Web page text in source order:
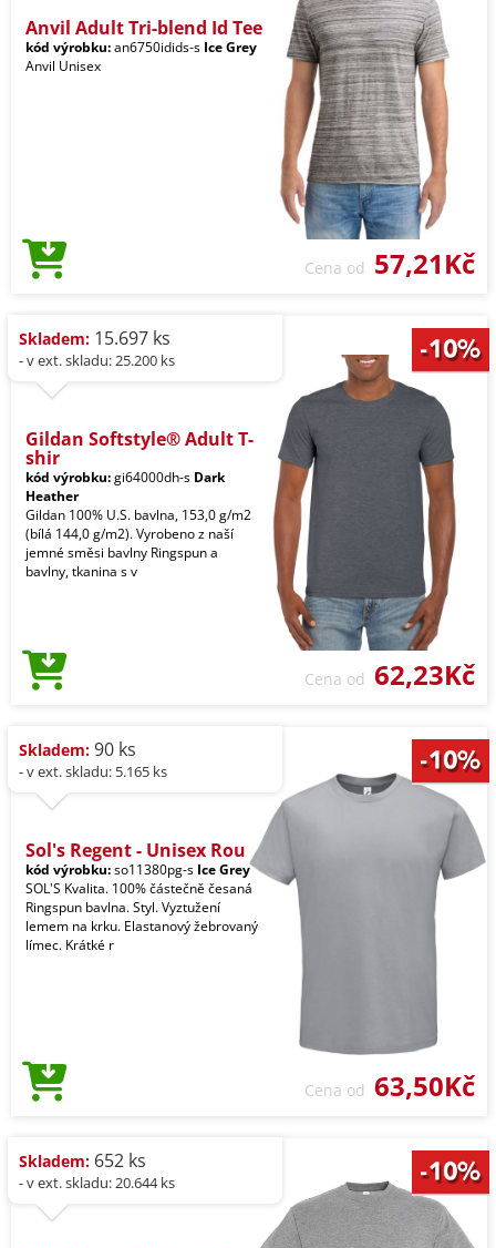
Anvil Adult Tri-blend Id Tee
kód výrobku:an6750idids-s Ice Grey
Anvil Unisex
Cena od 57,21Kč
Skladem: 15.697 ks
- v ext. skladu: 25.200 ks
Gildan Softstyle® Adult T-
shir
kód výrobku:gi64000dh-s Dark
Heather
Gildan 100% U.S. bavlna, 153,0 g/m2
(bílá 144,0 g/m2). Vyrobeno z naší
jemné směsi bavlny Ringspun a
bavlny, tkanina s v
Cena od 62,23Kč
Skladem: 90 ks
- v ext. skladu: 5.165 ks
Sol's Regent - Unisex Rou
kód výrobku:so11380pg-s Ice Grey
SOL'S Kvalita. 100% částečně česaná
Ringspun bavlna. Styl. Vyztužení
lemem na krku. Elastanový žebrovaný
límec. Krátké r
Cena od 63,50Kč
Skladem: 652 ks
- v ext. skladu: 20.644 ks